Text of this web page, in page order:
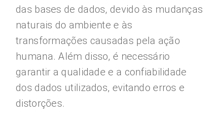
das bases de dados, devido às mudanças
naturais do ambiente e às
transformações causadas pela ação
humana. Além disso, é necessário
garantir a qualidade e a confiabilidade
dos dados utilizados, evitando erros e
distorções.